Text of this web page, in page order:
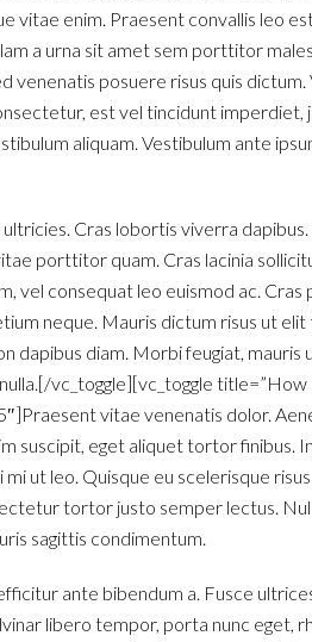
vitae enim. Praesent convallis leo
a urna sit amet sem porttitor
venenatis posuere risus quis
est vel tincidunt imperdiet,
aliquam. Vestibulum ante
Cras lobortis viverra
porttitor quam. Cras lacinia
vel consequat leo euismod ac. Cras
neque. Mauris dictum risus ut
dapibus diam. Morbi feugiat,
vc_toggle][vc_toggle
vitae venenatis dolor.
suscipit, eget aliquet tortor
ut leo. Quisque eu scelerisque
tortor justo semper lectus.
sagittis condimentum.
ante bibendum a. Fusce
libero tempor, porta nunc eget,